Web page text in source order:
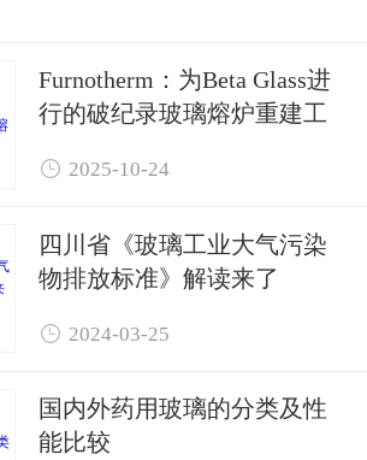
Furnotherm：为Beta Glass进
行的破纪录玻璃熔炉重建工
 2025-10-24
四川省《玻璃工业大气污染
物排放标准》解读来了
 2024-03-25
国内外药用玻璃的分类及性
能比较